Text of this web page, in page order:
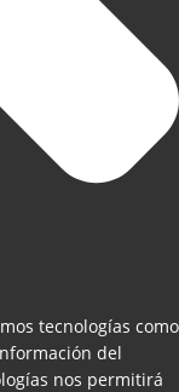
tecnologías como
del
nos permitirá